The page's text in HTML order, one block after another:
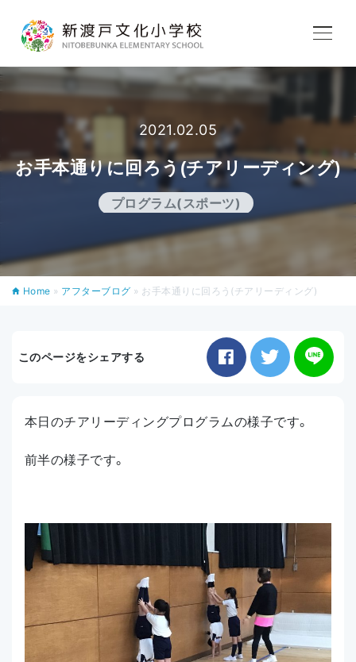
学校紹介
教育内容
入学案内
アクセス
2021.02.05
お手本通りに回ろう(チアリーディング)
プログラム(スポーツ)
Home » アフターブログ » お手本通りに回ろう(チアリーディング)
このページをシェアする
本日のチアリーディングプログラムの様子です。
前半の様子です。